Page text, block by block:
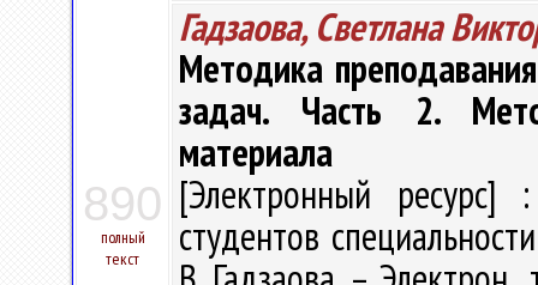
890
полный
текст
Гадзаова, Светлана
Методика
задач. Часть 2.
материала
[Электронный ресурс]
студентов